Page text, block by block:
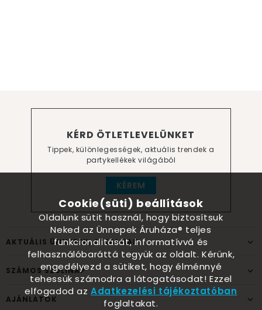
KÉRD ÖTLETLEVELÜNKET
Tippek, különlegességek, aktuális trendek a
partykellékek világából
KÉREM
AKTUÁLIS ÜNNEPEK, ALKALMAK
SZÁMOS SZÜLINAP
AJÁNLATOK
Cookie(süti) beállítások
Oldalunk sütit használ, hogy biztosítsuk
Neked az Ünnepek Áruháza® teljes
funkcionalitását, informatívvá és
felhasználóbaráttá tegyük az oldalt. Kérünk,
engedélyezd a sütiket, hogy élménnyé
tehessük számodra a látogatásodat! Ezzel
elfogadod azAdatkezelési tájékoztatóban
foglaltakat.